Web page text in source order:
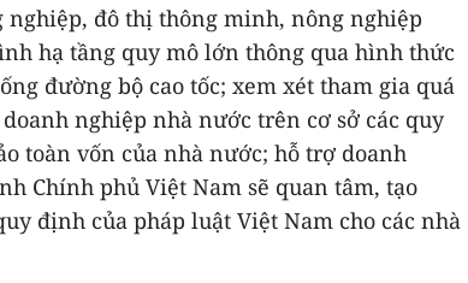
đô thị thông minh, nông nghiệp
hạ tầng quy mô lớn thông qua hình thức
đường bộ cao tốc; xem xét tham gia quá
nghiệp nhà nước trên cơ sở các quy
toàn vốn của nhà nước; hỗ trợ doanh
Chính phủ Việt Nam sẽ quan tâm, tạo
định của pháp luật Việt Nam cho các nhà